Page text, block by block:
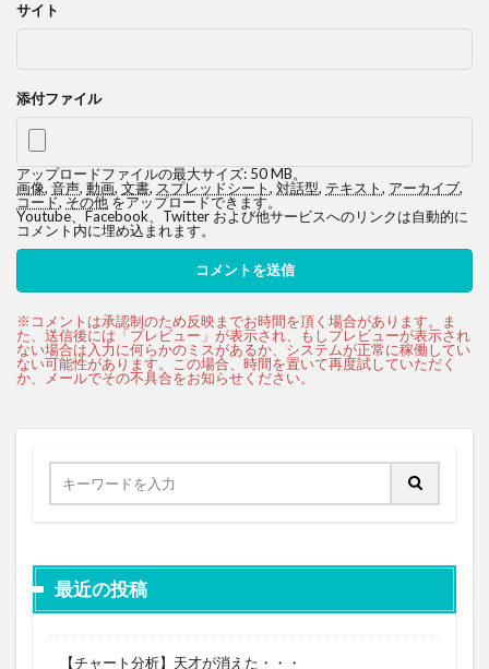
サイト
添付ファイル
アップロードファイルの最大サイズ: 50 MB。
画像, 音声, 動画, 文書, スプレッドシート, 対話型, テキスト, アーカイブ,
コード,その他をアップロードできます。
Youtube、Facebook、Twitter および他サービスへのリンクは自動的に
コメント内に埋め込まれます。
最近の投稿
【チャート分析】天才が消えた・・・